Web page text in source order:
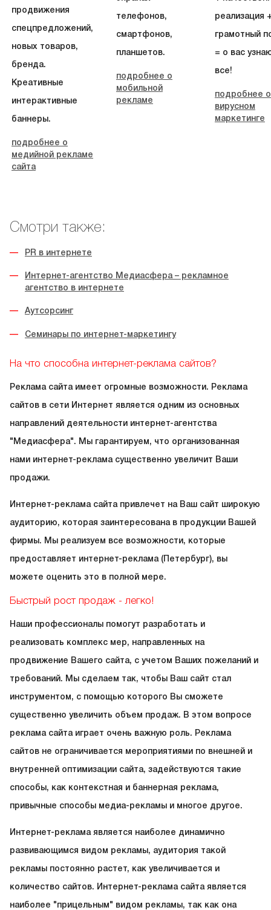
продвижения
спецпредложений,
новых товаров,
бренда.
Креативные
интерактивные
баннеры.
подробнее о
медийной рекламе
сайта
телефонов,
смартфонов,
планшетов.
подробнее о
мобильной
рекламе
реализация
грамотный
= о вас
все!
подробнее о
вирусном
маркетинге
Смотри также:
PR в интернете
Интернет-агентство Медиасфера – рекламное
агентство в интернете
Аутсорсинг
Семинары по интернет-маркетингу
На что способна интернет-реклама сайтов?
Реклама сайта имеет огромные возможности. Реклама
сайтов в сети Интернет является одним из основных
направлений деятельности интернет-агентства
"Медиасфера". Мы гарантируем, что организованная
нами интернет-реклама существенно увеличит Ваши
продажи.
Интернет-реклама сайта привлечет на Ваш сайт широкую
аудиторию, которая заинтересована в продукции Вашей
фирмы. Мы реализуем все возможности, которые
предоставляет интернет-реклама (Петербург), вы
можете оценить это в полной мере.
Быстрый рост продаж - легко!
Наши профессионалы помогут разработать и
реализовать комплекс мер, направленных на
продвижение Вашего сайта, с учетом Ваших пожеланий и
требований. Мы сделаем так, чтобы Ваш сайт стал
инструментом, с помощью которого Вы сможете
существенно увеличить объем продаж. В этом вопросе
реклама сайта играет очень важную роль. Реклама
сайтов не ограничивается мероприятиями по внешней и
внутренней оптимизации сайта, задействуются такие
способы, как контекстная и баннерная реклама,
привычные способы медиа-рекламы и многое другое.
Интернет-реклама является наиболее динамично
развивающимся видом рекламы, аудитория такой
рекламы постоянно растет, как увеличивается и
количество сайтов. Интернет-реклама сайта является
наиболее "прицельным" видом рекламы, так как она